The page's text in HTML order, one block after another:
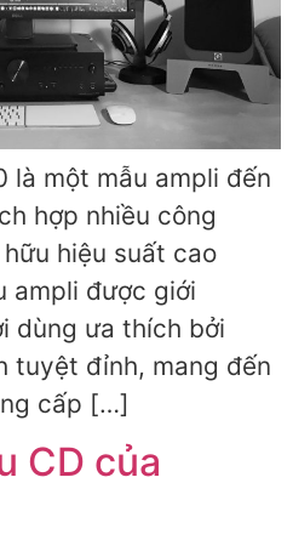
là một mẫu ampli đến
hợp nhiều công
hiệu suất cao
ampli được giới
dùng ưa thích bởi
tuyệt đỉnh, mang đến
cấp […]
CD của